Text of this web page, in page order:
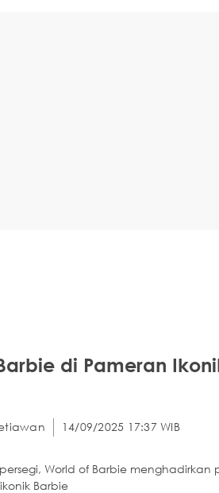
di Pameran
14/09/2025 17:37 WIB
World of Barbie
Barbie